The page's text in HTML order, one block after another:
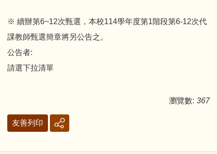
※ 續辦第6~12次甄選，本校114學年度第1階段第6-12次代
課教師甄選簡章將另公告之。
公告者:
請選下拉清單
瀏覽數: 367
友善列印